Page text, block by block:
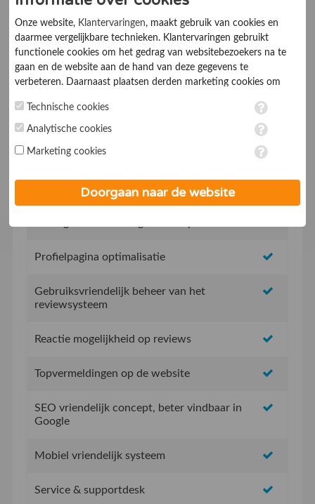
Social Media integratie om uw reviews te delen
Uw eigen review promotie link
Profielpagina optimalisatie
Gebruiksvriendelijk beheer van het
reviewsysteem
Reactie mogelijkheid op reviews
Topvermeldingen op de website
SEO vriendelijk concept, beter vindbaar in
Google
Mobiel vriendelijk systeem
Service & supportdesk
Onze website, Klantervaringen, maakt gebruik van cookies en
daarmee vergelijkbare technieken. Klantervaringen gebruikt
functionele cookies om het gedrag van websitebezoekers na te
gaan en de website aan de hand van deze gegevens te
verbeteren. Daarnaast plaatsen derden marketing cookies om
marketing cookies worden persoonsgegevens verwerkt. Je geeft
toestemming voor deze verwerking wanneer je hieronder een
op ieder moment aanpassen in de
. Lees voor meer
Technische cookies
Analytische cookies
Marketing cookies
Doorgaan naar de website